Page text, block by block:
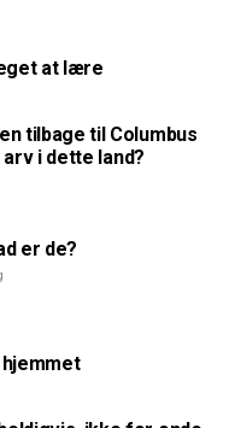
at lære
tilbage til Columbus
i dette land?
er de?